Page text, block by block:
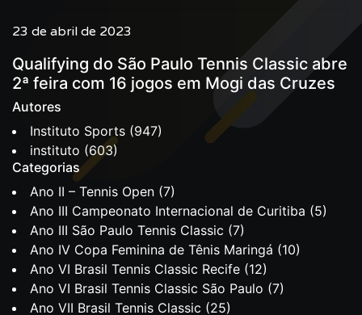
23 de abril de 2023
Qualifying do São Paulo Tennis Classic abre
2ª feira com 16 jogos em Mogi das Cruzes
Autores
Instituto Sports (947)
instituto (603)
Categorias
Ano II – Tennis Open (7)
Ano III Campeonato Internacional de Curitiba (5)
Ano III São Paulo Tennis Classic (7)
Ano IV Copa Feminina de Tênis Maringá (10)
Ano VI Brasil Tennis Classic Recife (12)
Ano VI Brasil Tennis Classic São Paulo (7)
Ano VII Brasil Tennis Classic (25)